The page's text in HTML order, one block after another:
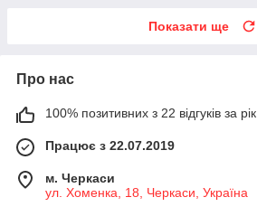
Показати ще
Про нас
100% позитивних з 22 відгуків за рік
Працює з 22.07.2019
м. Черкаси
ул. ​Хоменка, 18, Черкаси, Україна